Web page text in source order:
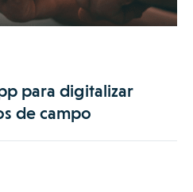
para digitalizar
de campo